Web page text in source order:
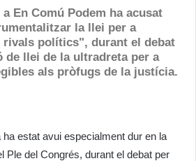
En Comú Podem ha acusat
la llei per a
rivals polítics", durant el debat
de llei de la ultradreta per a
als pròfugs de la justícia.
estat avui especialment dur en la
Ple del Congrés, durant el debat per